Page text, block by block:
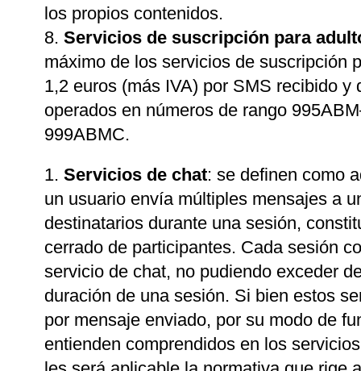
los propios contenidos.
Servicios de suscripción para
máximo de los servicios de suscripción
1,2 euros (más IVA) por SMS recibido y
operados en números de rango
999ABMC.
Servicios de chat: se definen como
un usuario envía múltiples mensajes a
destinatarios durante una sesión,
cerrado de participantes. Cada sesión
servicio de chat, no pudiendo exceder
duración de una sesión. Si bien estos
por mensaje enviado, por su modo de
entienden comprendidos en los